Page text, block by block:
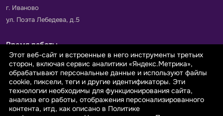
г. Иваново
ул. Поэта Лебедева, д.5
Время работы
Пн-Пт с 9.00 до 18.00
Сб-Вс: выходной
Принимаем к оплате
Этот веб-сайт и встроенные в него инструменты третьих
сторон, включая сервис аналитики «Яндекс.Метрика»,
обрабатывают персональные данные и используют файлы
cookie, пиксели, теги и другие идентификаторы. Эти
технологии необходимы для функционирования сайта,
анализа его работы, отображения персонализированного
контента, итд, как описано в Политике